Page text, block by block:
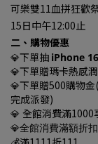
可樂雙11血拼狂歡
15日中午12:00止
二、購物優惠
💎下單抽 iPhone
💎下單贈瑪卡熱感
💎下單贈500購物
完成派發)
💎 全館消費滿1000
💎全館消費滿額折扣